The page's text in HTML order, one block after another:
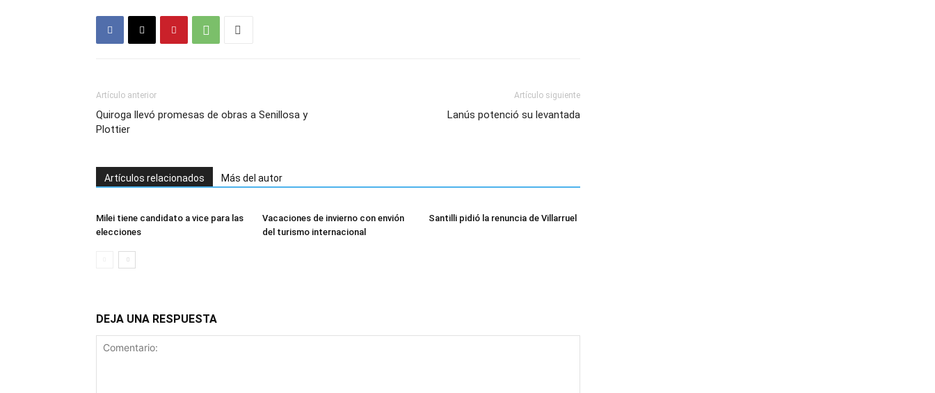
Artículo anterior
Quiroga llevó promesas de obras a Senillosa y
Plottier
Artículo siguiente
Lanús potenció su levantada
Artículos relacionados Más del autor
Milei tiene candidato a vice para las
elecciones
Vacaciones de invierno con envión
del turismo internacional
Santilli pidió la renuncia de Villarruel
DEJA UNA RESPUESTA